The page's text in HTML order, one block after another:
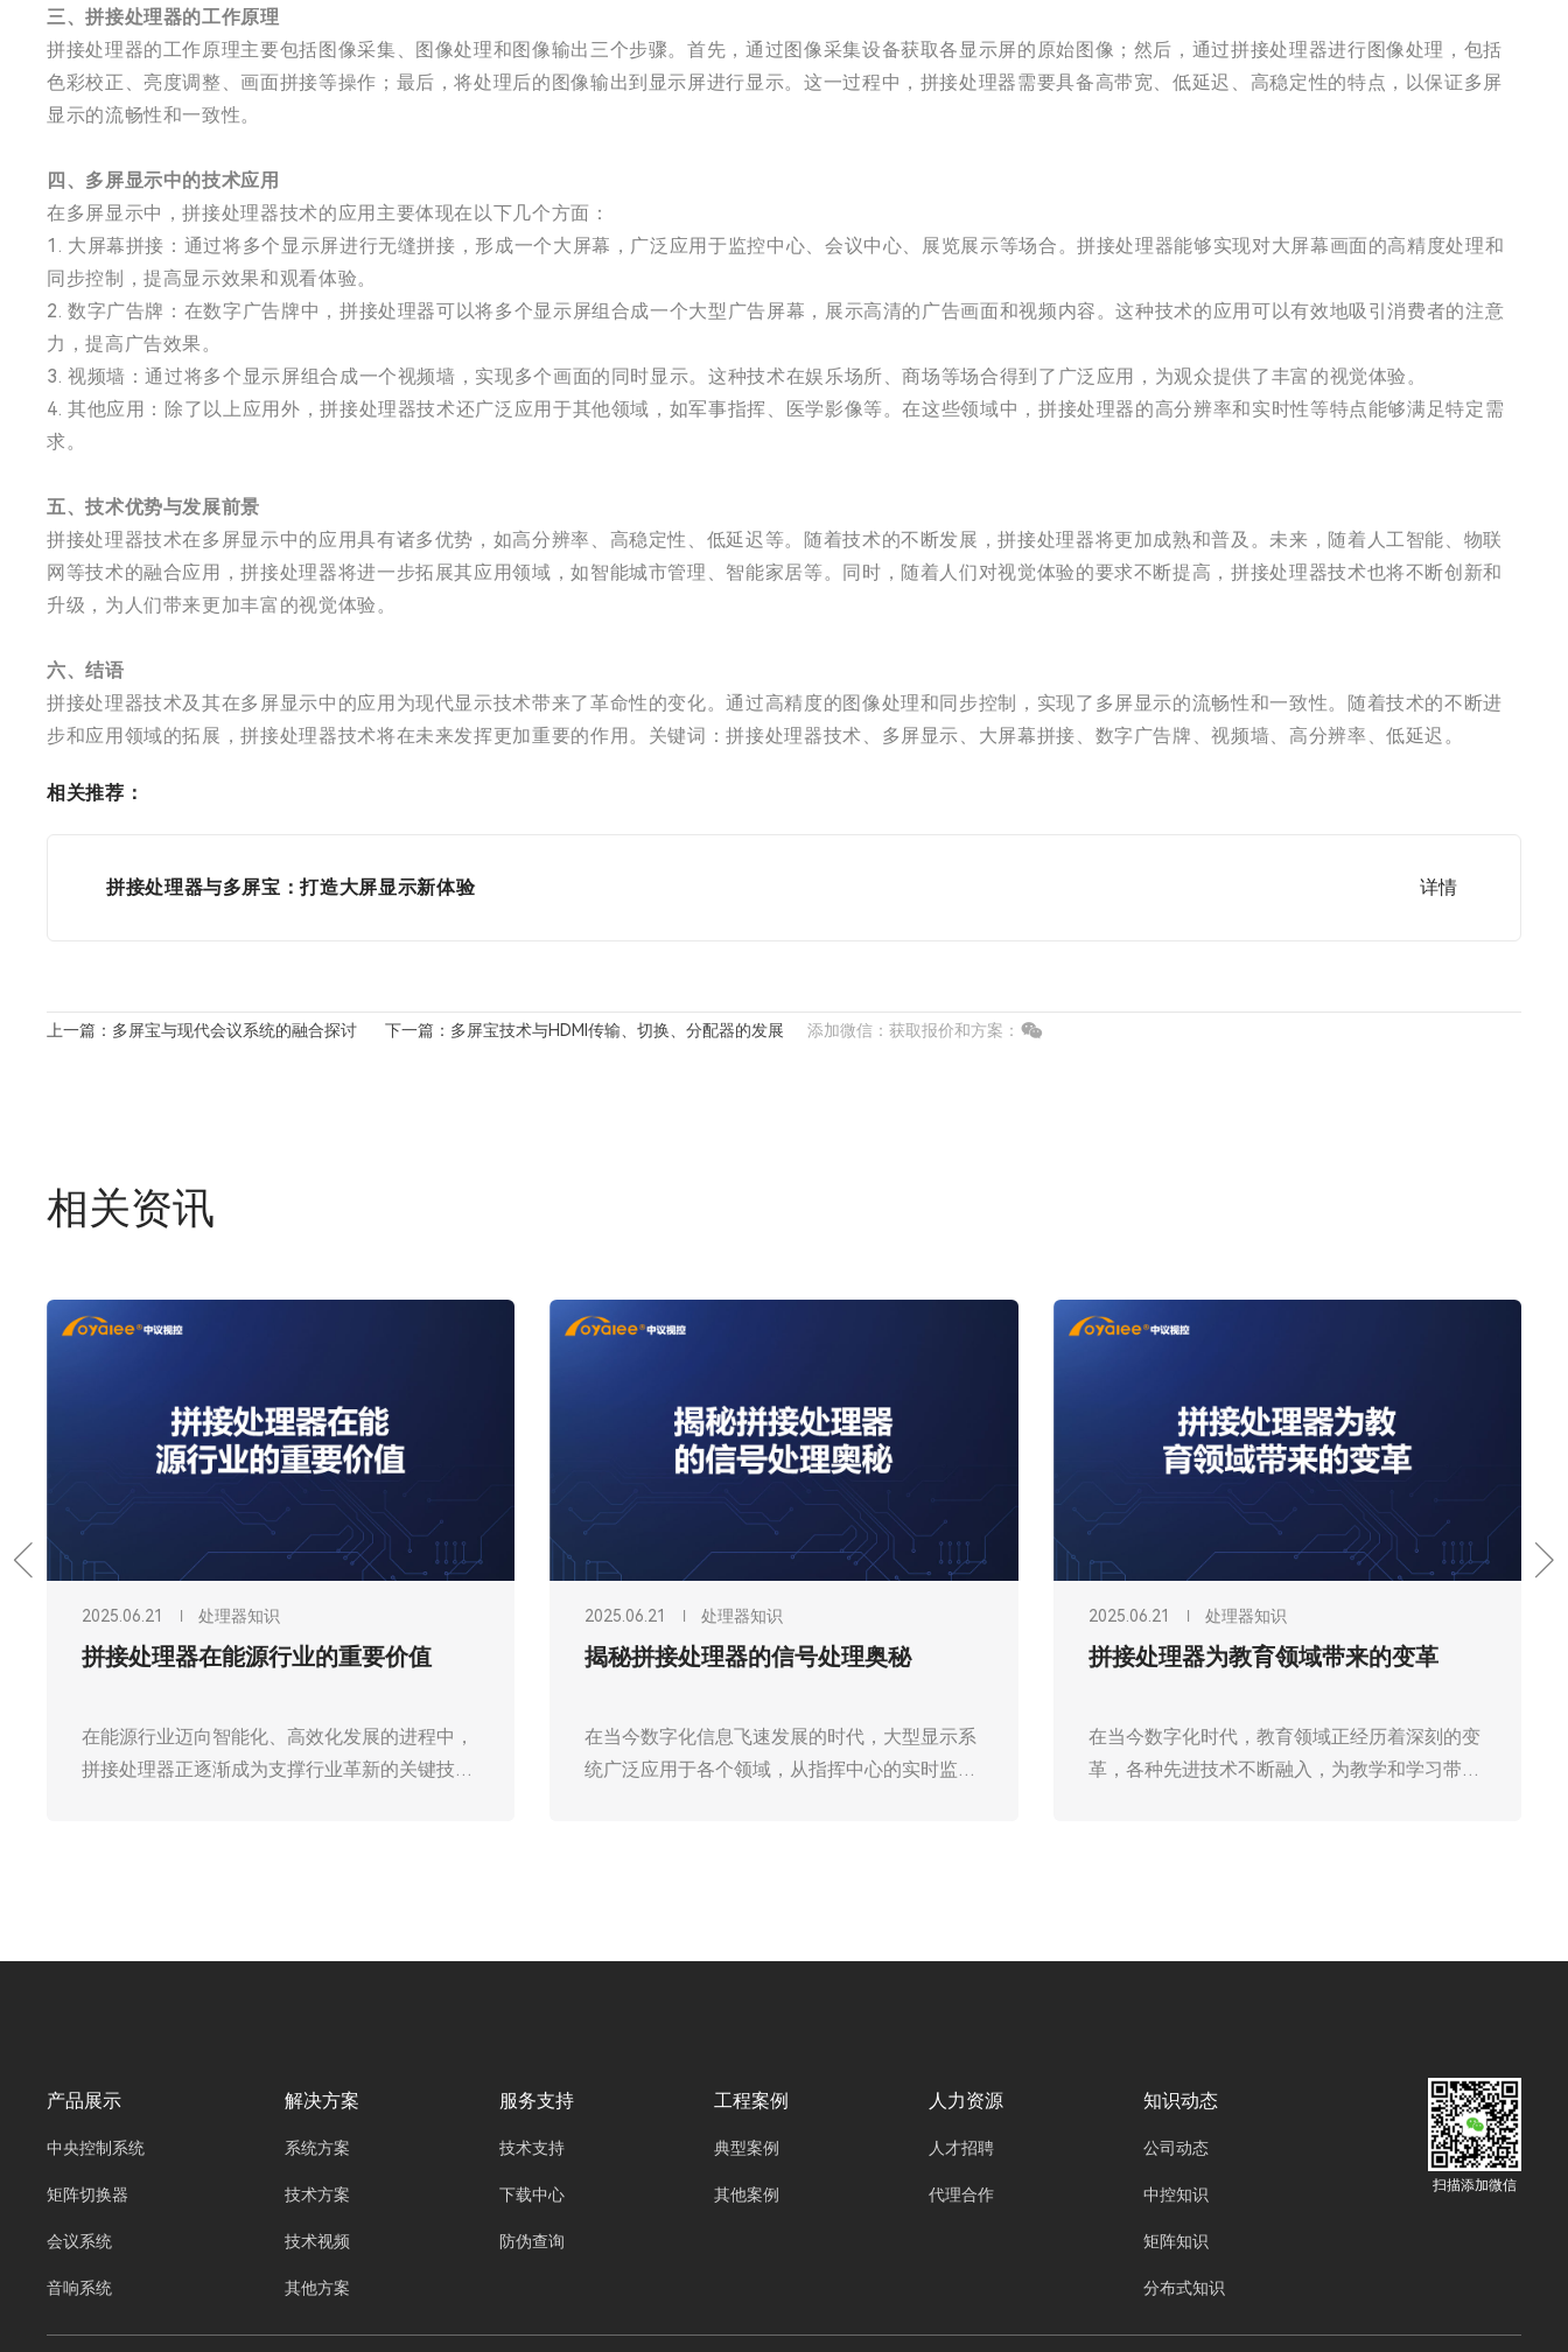
三、拼接处理器的工作原理
拼接处理器的工作原理主要包括图像采集、图像处理和图像输出三个步骤。首先，通过图像采集设备获取各显示屏的原始图像；然后，通过拼接处理器进行图像处理，包括
色彩校正、亮度调整、画面拼接等操作；最后，将处理后的图像输出到显示屏进行显示。这一过程中，拼接处理器需要具备高带宽、低延迟、高稳定性的特点，以保证多屏
显示的流畅性和一致性。
四、多屏显示中的技术应用
在多屏显示中，拼接处理器技术的应用主要体现在以下几个方面：
1. 大屏幕拼接：通过将多个显示屏进行无缝拼接，形成一个大屏幕，广泛应用于监控中心、会议中心、展览展示等场合。拼接处理器能够实现对大屏幕画面的高精度处理和
同步控制，提高显示效果和观看体验。
2. 数字广告牌：在数字广告牌中，拼接处理器可以将多个显示屏组合成一个大型广告屏幕，展示高清的广告画面和视频内容。这种技术的应用可以有效地吸引消费者的注意
力，提高广告效果。
3. 视频墙：通过将多个显示屏组合成一个视频墙，实现多个画面的同时显示。这种技术在娱乐场所、商场等场合得到了广泛应用，为观众提供了丰富的视觉体验。
4. 其他应用：除了以上应用外，拼接处理器技术还广泛应用于其他领域，如军事指挥、医学影像等。在这些领域中，拼接处理器的高分辨率和实时性等特点能够满足特定需
求。
五、技术优势与发展前景
拼接处理器技术在多屏显示中的应用具有诸多优势，如高分辨率、高稳定性、低延迟等。随着技术的不断发展，拼接处理器将更加成熟和普及。未来，随着人工智能、物联
网等技术的融合应用，拼接处理器将进一步拓展其应用领域，如智能城市管理、智能家居等。同时，随着人们对视觉体验的要求不断提高，拼接处理器技术也将不断创新和
升级，为人们带来更加丰富的视觉体验。
六、结语
拼接处理器技术及其在多屏显示中的应用为现代显示技术带来了革命性的变化。通过高精度的图像处理和同步控制，实现了多屏显示的流畅性和一致性。随着技术的不断进
步和应用领域的拓展，拼接处理器技术将在未来发挥更加重要的作用。关键词：拼接处理器技术、多屏显示、大屏幕拼接、数字广告牌、视频墙、高分辨率、低延迟。
相关推荐：
拼接处理器与多屏宝：打造大屏显示新体验
上一篇：多屏宝与现代会议系统的融合探讨 下一篇：多屏宝技术与HDMI传输、切换、分配器的发展 添加微信：获取报价和方案：
相关资讯
2025.06.21 处理器知识
拼接处理器在能源行业的重要价值
在能源行业迈向智能化、高效化发展的进程中，
拼接处理器正逐渐成为支撑行业革新的关键技术
结构常见的4进4出OY-04049C，4进12出OY-
未有的数据可视化能力、高效决策支持以及精准
型。
2025.06.21 处理器知识
揭秘拼接处理器的信号处理奥秘
在当今数字化信息飞速发展的时代，大型显示系
统广泛应用于各个领域，从指挥中心的实时监
2016M，36进36出OY-3636M，76进76出OY-
08249C，16进16出OY-16169C”如同整个显示
理，以实现高质量图像在多个显示单元上无缝拼
接的重任。它的信号处理能力直接决定了最终显
2025.06.21 处理器知识
拼接处理器为教育领域带来的变革
在当今数字化时代，教育领域正经历着深刻的变
革，各种先进技术不断融入，为教学和学习带来
04049C，4进12出OY-04129C，8进16出OY-
工作者和学生们创造出更加丰富、高效的教学与
产品展示
中央控制系统
矩阵切换器
会议系统
音响系统
解决方案
系统方案
技术方案
技术视频
其他方案
服务支持
技术支持
下载中心
防伪查询
工程案例
典型案例
其他案例
人力资源
人才招聘
代理合作
知识动态
公司动态
中控知识
矩阵知识
分布式知识
扫描添加微信